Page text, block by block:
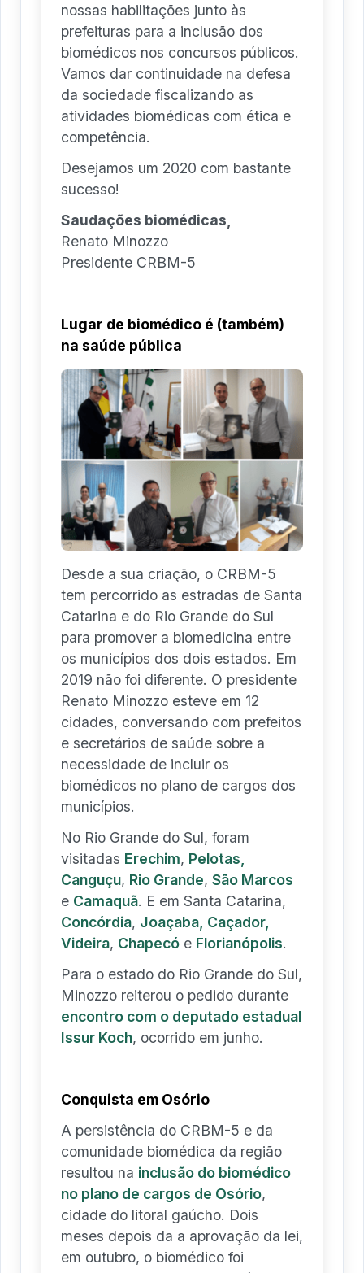
nossas habilitações junto às
prefeituras para a inclusão dos
biomédicos nos concursos públicos.
Vamos dar continuidade na defesa
da sociedade fiscalizando as
atividades biomédicas com ética e
competência.
Desejamos um 2020 com bastante
sucesso!
Saudações biomédicas,
Renato Minozzo
Presidente CRBM-5
Lugar de biomédico é (também)
na saúde pública
Desde a sua criação, o CRBM-5
tem percorrido as estradas de Santa
Catarina e do Rio Grande do Sul
para promover a biomedicina entre
os municípios dos dois estados. Em
2019 não foi diferente. O presidente
Renato Minozzo esteve em 12
cidades, conversando com prefeitos
e secretários de saúde sobre a
necessidade de incluir os
biomédicos no plano de cargos dos
municípios.
No Rio Grande do Sul, foram
visitadas Erechim, Pelotas,
Canguçu, Rio Grande, São Marcos
e Camaquã. E em Santa Catarina,
Concórdia, Joaçaba, Caçador,
Videira, Chapecó e Florianópolis.
Para o estado do Rio Grande do Sul,
Minozzo reiterou o pedido durante
encontro com o deputado estadual
Issur Koch, ocorrido em junho.
Conquista em Osório
A persistência do CRBM-5 e da
comunidade biomédica da região
resultou na inclusão do biomédico
no plano de cargos de Osório,
cidade do litoral gaúcho. Dois
meses depois da a aprovação da lei,
em outubro, o biomédico foi